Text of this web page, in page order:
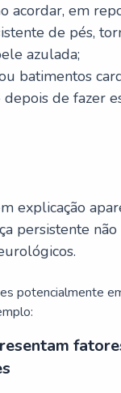
acordar, em
de pés,
azulada;
batimentos
de fazer
explicação
persistente
potencialmente